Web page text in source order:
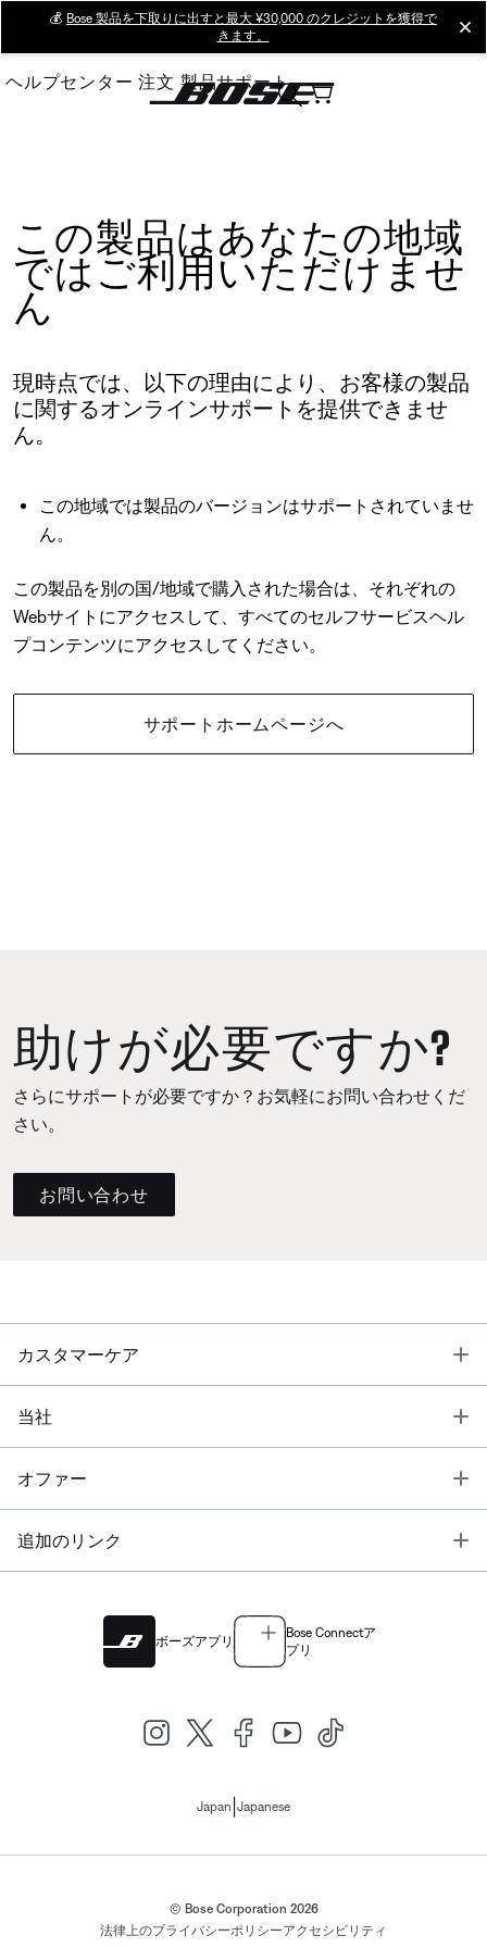
Main
💰 Bose 製品を下取りに出すと最大 ¥30,000 のクレジットを獲得で
きます。
ヘルプセンター 注文 製品サポート
この製品はあなたの地域
ではご利用いただけませ
ん
現時点では、以下の理由により、お客様の製品
に関するオンラインサポートを提供できませ
ん。
この地域では製品のバージョンはサポートされていませ
ん。
この製品を別の国/地域で購入された場合は、それぞれの
Webサイトにアクセスして、すべてのセルフサービスヘル
プコンテンツにアクセスしてください。
サポートホームページへ
助けが必要ですか?
さらにサポートが必要ですか？お気軽にお問い合わせくだ
さい。
お問い合わせ
カスタマーケア
当社
オファー
追加のリンク
ボーズアプリ
Bose Connectア
プリ
Japan Japanese
© Bose Corporation 2026
法律上のプライバシーポリシーアクセシビリティ